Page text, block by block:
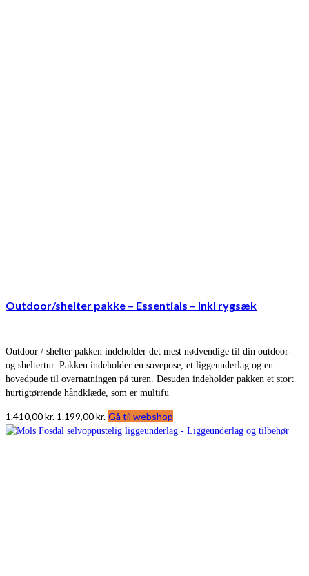
Outdoor/shelter pakke – Essentials – Inkl rygsæk
Outdoor / shelter pakken indeholder det mest nødvendige til din outdoor-
og sheltertur. Pakken indeholder en sovepose, et liggeunderlag og en
hovedpude til overnatningen på turen. Desuden indeholder pakken et stort
hurtigtørrende håndklæde, som er multifu
1.410,00kr. Den
oprindelige
1.199,00kr. Den
aktuelle
Gå til webshop